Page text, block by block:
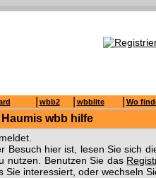
wbb2 wbblite Wo
wbb hilfe
Besuch hier ist, lesen Sie sich
nutzen. Benutzen Sie das
Sie interessiert, oder wechseln